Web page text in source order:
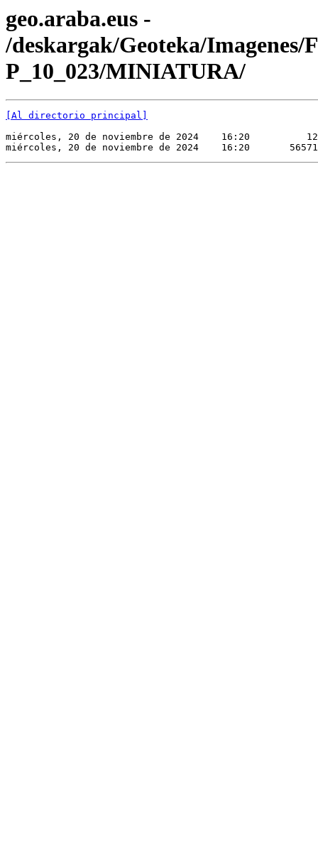
geo.araba.eus -
/deskargak/Geoteka/Imagenes/
P_10_023/MINIATURA/
[Al directorio principal]
miércoles, 20 de noviembre de 2024    16:20
miércoles, 20 de noviembre de 2024    16:20